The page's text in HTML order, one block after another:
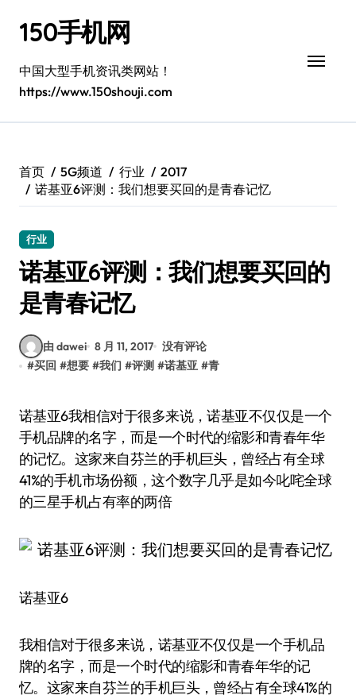
150手机网
中国大型手机资讯类网站！
https://www.150shouji.com
首页 5G频道 行业
2017
诺基亚6评测：我们想要买回的是青春记忆
行业
诺基亚6评测：我们想要买回的
是青春记忆
由 dawei 8 月 11, 2017 没有评论
#买回 #想要 #我们 #评测 #诺基亚 #青
诺基亚6我相信对于很多来说，诺基亚不仅仅是一个
手机品牌的名字，而是一个时代的缩影和青春年华
的记忆。这家来自芬兰的手机巨头，曾经占有全球
41%的手机市场份额，这个数字几乎是如今叱咤全球
的三星手机占有率的两倍
诺基亚6
我相信对于很多来说，诺基亚不仅仅是一个手机品
牌的名字，而是一个时代的缩影和青春年华的记
忆。这家来自芬兰的手机巨头，曾经占有全球41%的